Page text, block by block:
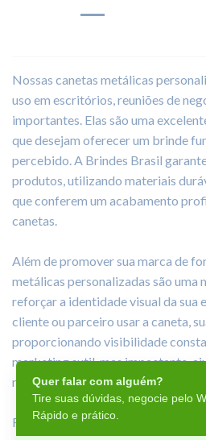
Nossas canetas metálicas
uso em escritórios, reuniões de
importantes. Elas são uma
que desejam oferecer um brinde
percebido. A Brindes Brasil
produtos, utilizando materiais
que conferem um acabamento
canetas.
Além de promover sua marca de
metálicas personalizadas são uma
reforçar a identidade visual da sua
cliente ou parceiro usar a caneta,
proporcionando visibilidade
marketing sutil, mas impactante,
na mente dos seus clientes.
Faça seu orçamento sem
Quer falar com alguém?
Tire suas dúvidas, negocie pelo
Rápido e prático.